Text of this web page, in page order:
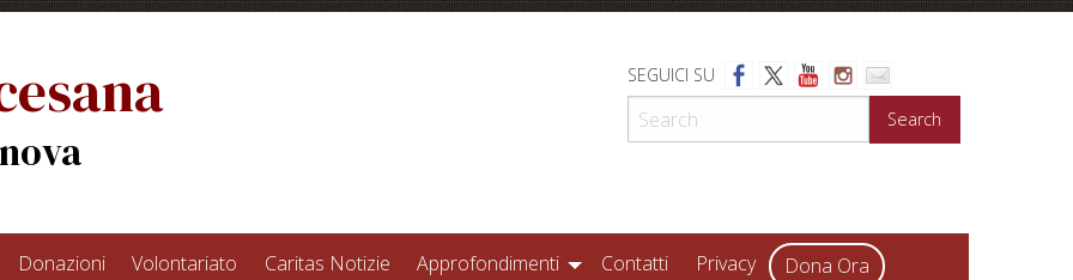
SEGUICI SU
Search
Donazioni Volontariato Caritas Notizie Approfondimenti Contatti Privacy Dona Ora